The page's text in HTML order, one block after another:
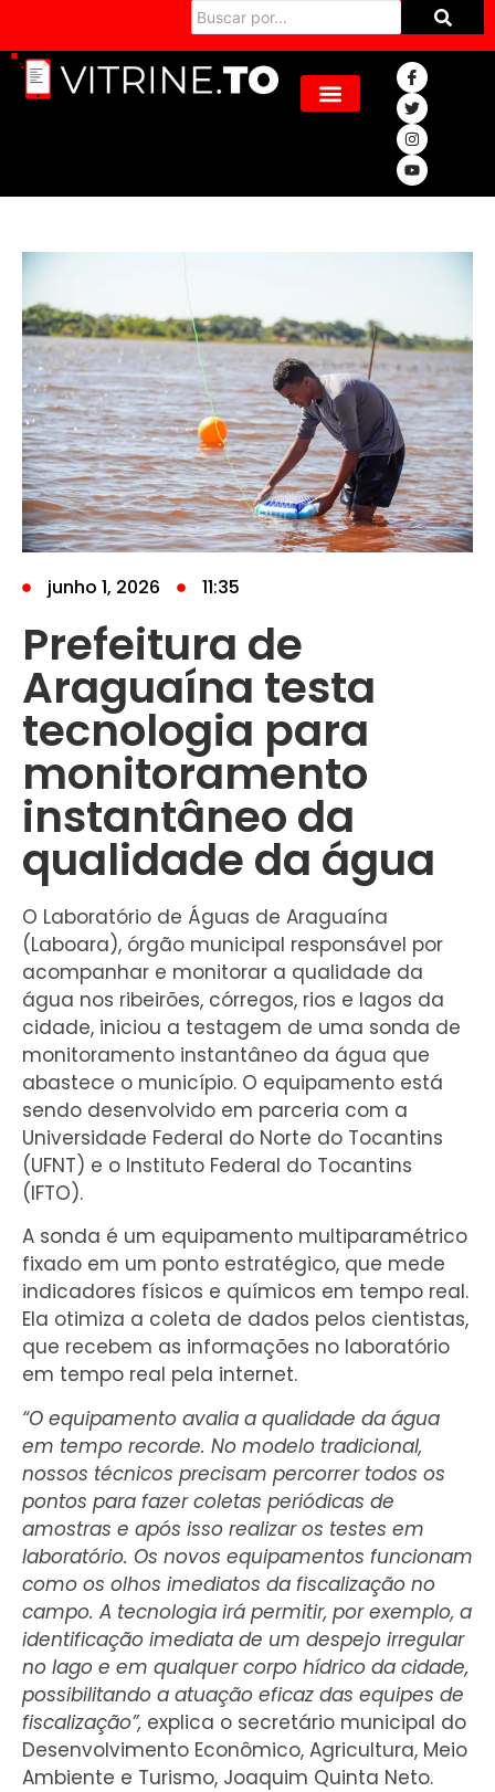
junho 1, 2026 11:35
Prefeitura de
Araguaína testa
tecnologia para
monitoramento
instantâneo da
qualidade da água
O Laboratório de Águas de Araguaína
(Laboara), órgão municipal responsável por
acompanhar e monitorar a qualidade da
água nos ribeirões, córregos, rios e lagos da
cidade, iniciou a testagem de uma sonda de
monitoramento instantâneo da água que
abastece o município. O equipamento está
sendo desenvolvido em parceria com a
Universidade Federal do Norte do Tocantins
(UFNT) e o Instituto Federal do Tocantins
(IFTO).
A sonda é um equipamento multiparamétrico
fixado em um ponto estratégico, que mede
indicadores físicos e químicos em tempo real.
Ela otimiza a coleta de dados pelos cientistas,
que recebem as informações no laboratório
em tempo real pela internet.
“O equipamento avalia a qualidade da água
em tempo recorde. No modelo tradicional,
nossos técnicos precisam percorrer todos os
pontos para fazer coletas periódicas de
amostras e após isso realizar os testes em
laboratório. Os novos equipamentos funcionam
como os olhos imediatos da fiscalização no
campo. A tecnologia irá permitir, por exemplo, a
identificação imediata de um despejo irregular
no lago e em qualquer corpo hídrico da cidade,
possibilitando a atuação eficaz das equipes de
fiscalização”, explica o secretário municipal do
Desenvolvimento Econômico, Agricultura, Meio
Ambiente e Turismo, Joaquim Quinta Neto.